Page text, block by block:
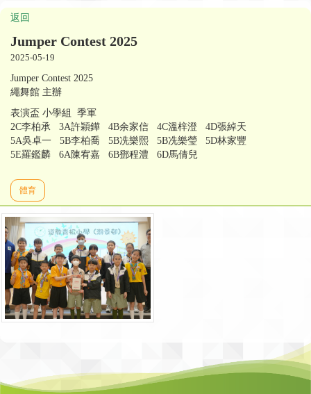
返回
Jumper Contest 2025
2025-05-19
Jumper Contest 2025
繩舞館 主辦
表演盃 小學組 季軍
2C李柏承 3A許穎鏵 4B余家信 4C溫梓澄 4D張綽天
5A吳卓一 5B李柏喬 5B冼樂熙 5B冼樂瑩 5D林家豐
5E羅鑑麟 6A陳宥嘉 6B鄧程澧 6D馬倩兒
體育